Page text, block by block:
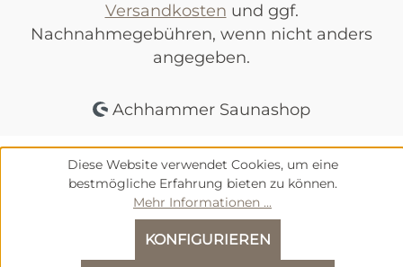
Versandkosten und ggf.
Nachnahmegebühren, wenn nicht anders
angegeben.
Achhammer Saunashop
Diese Website verwendet Cookies, um eine
bestmögliche Erfahrung bieten zu können.
Mehr Informationen ...
KONFIGURIEREN